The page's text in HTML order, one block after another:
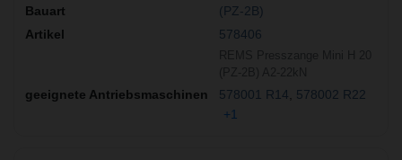
(PZ-2B)
578406
578001 R14
578002 R22
+1